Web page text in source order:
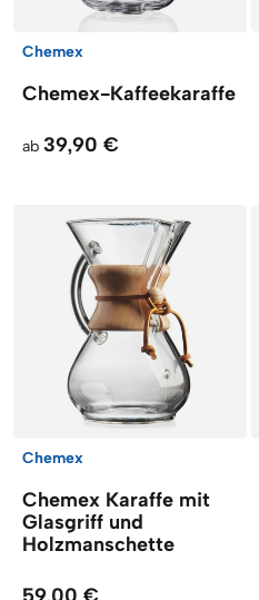
Chemex
Chemex-Kaffeekaraffe
ab 39,90 €
Chemex
Chemex Karaffe mit
Glasgriff und
Holzmanschette